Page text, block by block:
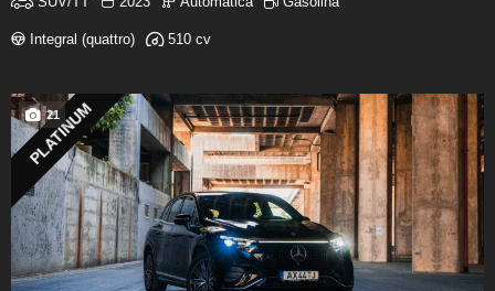
Integral (quattro) 510 cv
21
PLATINUM